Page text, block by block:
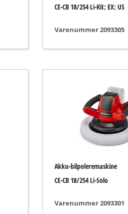
vertikalskærer
CE-CB 18/254 Li-Kit; EX; US
Varenummer 2093305
Akku-bilpoleremaskine
CE-CB 18/254 Li-Solo
Varenummer 2093301